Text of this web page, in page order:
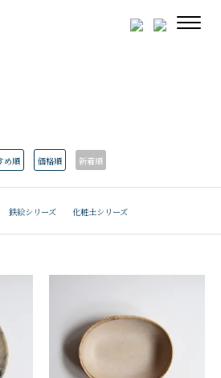
め順 価格順 新着順
鉄絵シリーズ 化粧土シリーズ